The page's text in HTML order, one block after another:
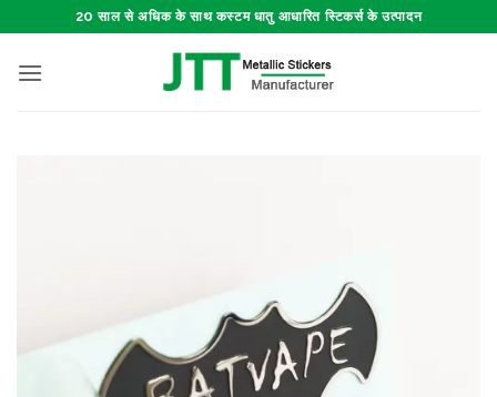
to
content
20 साल से अधिक के साथ कस्टम धातु आधारित स्टिकर्स के उत्पादन